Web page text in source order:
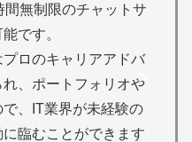
無制限のチャットサ
です。
ロのキャリアアドバ
、ポートフォリオや
、IT業界が未経験の
臨むことができます
>